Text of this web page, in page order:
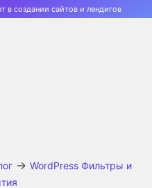
создании сайтов и лендигов
→ WordPress Фильтры и